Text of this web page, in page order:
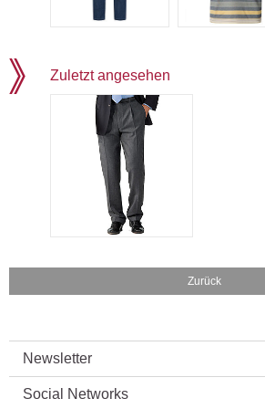
Zuletzt angesehen
Zurück
Newsletter
Social Networks